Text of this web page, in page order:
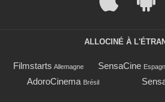
ALLOCINÉ À
Filmstarts Allemagne SensaCine
AdoroCinema Brésil